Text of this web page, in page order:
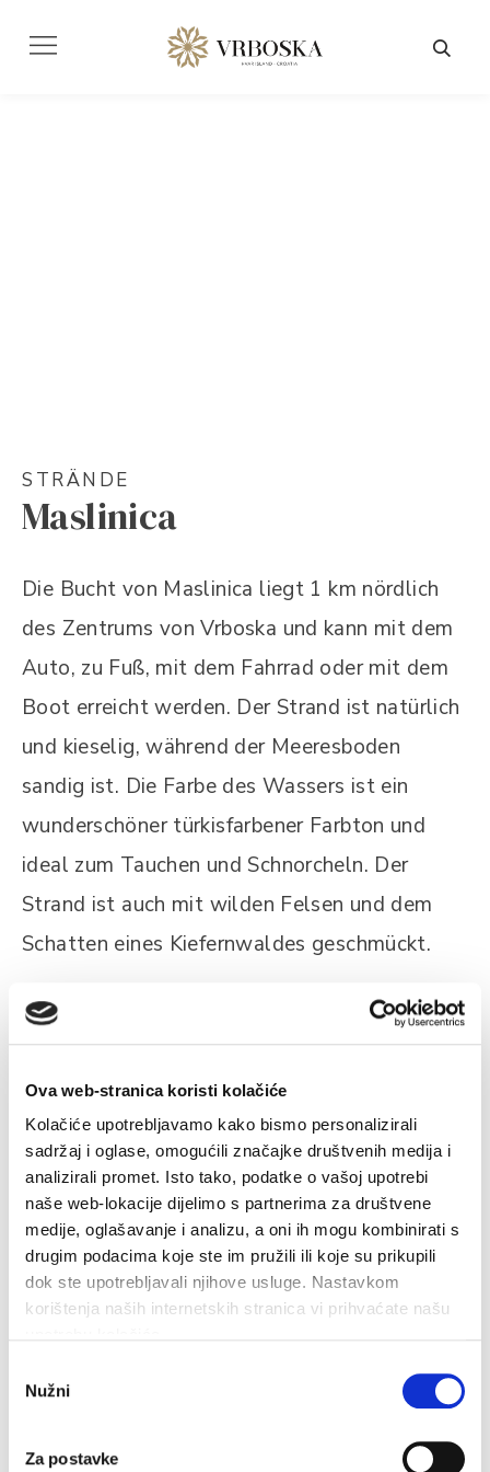
Ova web-stranica koristi kolačiće
Kolačiće upotrebljavamo kako bismo personalizirali
sadržaj i oglase, omogućili značajke društvenih medija i
analizirali promet. Isto tako, podatke o vašoj upotrebi
naše web-lokacije dijelimo s partnerima za društvene
medije, oglašavanje i analizu, a oni ih mogu kombinirati s
drugim podacima koje ste im pružili ili koje su prikupili
dok ste upotrebljavali njihove usluge. Nastavkom
korištenja naših internetskih stranica vi prihvaćate našu
pristanka
Nužni
Za postavke
STRÄNDE
Maslinica
Die Bucht von Maslinica liegt 1 km nördlich
des Zentrums von Vrboska und kann mit dem
Auto, zu Fuß, mit dem Fahrrad oder mit dem
Boot erreicht werden. Der Strand ist natürlich
und kieselig, während der Meeresboden
sandig ist. Die Farbe des Wassers ist ein
wunderschöner türkisfarbener Farbton und
ideal zum Tauchen und Schnorcheln. Der
Strand ist auch mit wilden Felsen und dem
Schatten eines Kiefernwaldes geschmückt.
verbunden
Soline
Der Strand von Soline liegt 1 km vom Zentrum von